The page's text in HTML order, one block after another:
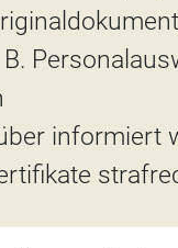
informiert